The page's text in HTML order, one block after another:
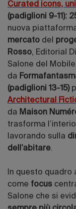
Curated icons,
(padiglioni 9-11):
nuova
mercato del
Rosso, Editorial
Salone del
da
(padiglioni 13-15)
Architectural
da Maison
trasforma
lavorando sulla
dell’abitare.
In questo quadro
come focus
Salone che si